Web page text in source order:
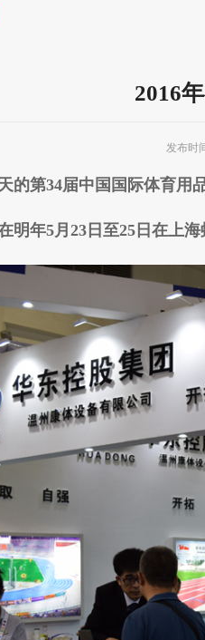
2016
发布时
的第34届中国国际体育用
明年5月23日至25日在上海